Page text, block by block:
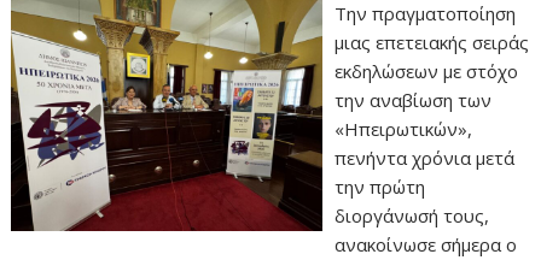
Την πραγματοποίηση
μιας επετειακής σειράς
εκδηλώσεων με στόχο
την αναβίωση των
«Ηπειρωτικών»,
πενήντα χρόνια μετά
την πρώτη
διοργάνωσή τους,
ανακοίνωσε σήμερα ο